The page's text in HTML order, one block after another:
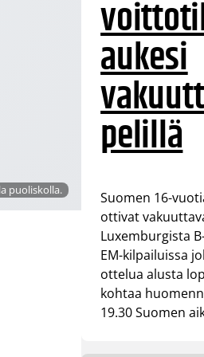
puoliskolla.
aukesi
pelillä
Suomen 16-
ottivat
Luxemburgista
EM-kilpailuissa
ottelua alusta
kohtaa
19.30 Suomen